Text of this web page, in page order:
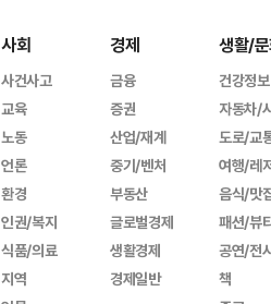
사회
사건사고
교육
노동
언론
환경
인권/복지
식품/의료
지역
경제
금융
증권
산업/재계
중기/벤처
부동산
글로벌경제
생활경제
경제일반
생활/
건강정보
자동차/
도로/교
여행/레
음식/맛
패션/뷰
공연/전
책